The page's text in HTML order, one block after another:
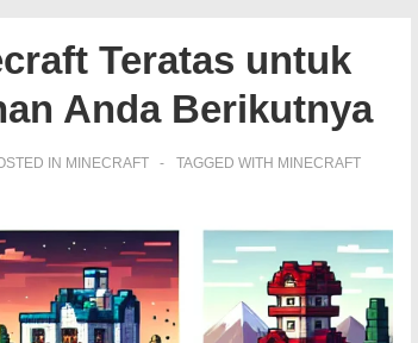
Teratas untuk
Anda Berikutnya
IN MINECRAFT TAGGED WITH MINECRAFT